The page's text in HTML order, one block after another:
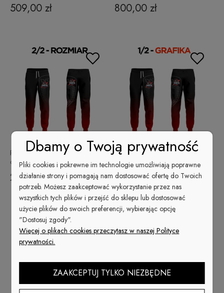
509,00 zł 800,00 zł
Personalizacja Spodnie
dresowe (część 2)
229,00 zł
Personalizacja Spodnie
dresowe (część 1)
500,00 zł
Dbamy o Twoją prywatność
Pliki cookies i pokrewne im technologie umożliwiają poprawne
działanie strony i pomagają nam dostosować ofertę do Twoich
potrzeb. Możesz zaakceptować wykorzystanie przez nas
wszystkich tych plików i przejść do sklepu lub dostosować
użycie plików do swoich preferencji, wybierając opcję
"Dostosuj zgody".
Więcej o plikach cookies przeczytasz w naszej Polityce
prywatności.
ZAAKCEPTUJ TYLKO NIEZBĘDNE